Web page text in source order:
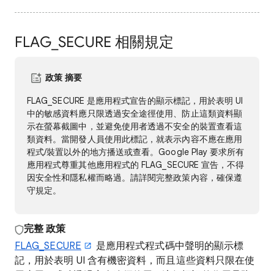
FLAG_SECURE 相關規定
政策 摘要
FLAG_SECURE 是應用程式宣告的顯示標記，用於表明 UI
中的敏感資料應只限透過安全途徑使用、防止這類資料顯
示在螢幕截圖中，並避免使用者透過不安全的裝置查看這
類資料。當開發人員使用此標記，就表示內容不應在應用
程式/裝置以外的地方播送或查看。Google Play 要求所有
應用程式尊重其他應用程式的 FLAG_SECURE 宣告，不得
因安全性和隱私權而略過。請詳閱完整政策內容，確保遵
守規定。
完整 政策
FLAG_SECURE
是應用程式程式碼中聲明的顯示標
記，用於表明 UI 含有機密資料，而且這些資料只限在使